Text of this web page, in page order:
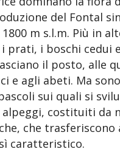
del Fontal
m s.l.m. Più in
prati, i boschi cedui
il posto, alle
e agli abeti. Ma
sui quali si
alpeggi, costituiti da
che trasferiscono
caratteristico.